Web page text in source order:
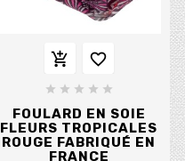
 
    
FOULARD EN SOIE
FLEURS TROPICALES
ROUGE FABRIQUÉ EN
FRANCE